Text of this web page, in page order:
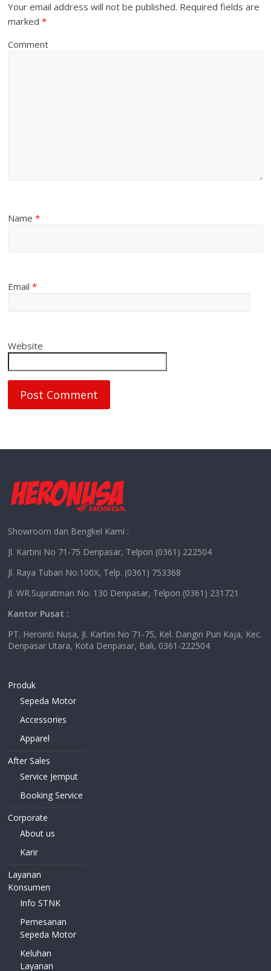
Your email address will not be published. Required fields are
marked*
Comment
Name*
Email*
Website
Showroom dan Bengkel Kami :
Jl. Kartini No 71-75 Denpasar, Telpon (0361) 222504
Jl. Raya Tuban No.100X, Telp. (0361) 753368
Jl. WR.Supratman No. 130 Denpasar, Telpon (0361) 231721
Kantor Pusat :
PT. Herointi Nusa, Jl. Kartini No 71-75, Kel. Dangin Puri Kaja, Kec.
Denpasar Utara, Kota Denpasar, Bali, 0361-222504
Produk
Sepeda Motor
Accessories
Apparel
After Sales
Service Jemput
Booking Service
Corporate
About us
Karir
Layanan
Konsumen
Info STNK
Pemesanan
Sepeda Motor
Keluhan
Layanan